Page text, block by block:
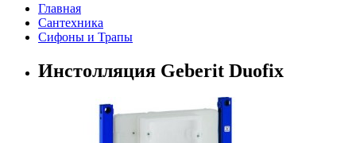
Главная
Сантехника
Сифоны и Трапы
Инстолляция Geberit Duofix